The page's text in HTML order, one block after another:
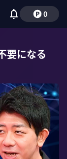
0
要になる